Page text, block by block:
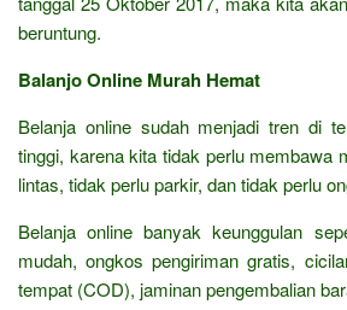
beruntung.
Balanjo Online Murah Hemat
Belanja online sudah menjadi tren di
tinggi, karena kita tidak perlu membawa
lintas, tidak perlu parkir, dan tidak perlu
Belanja online banyak keunggulan
mudah, ongkos pengiriman gratis,
tempat (COD), jaminan pengembalian